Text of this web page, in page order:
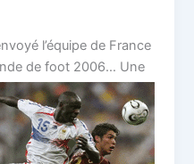
l’équipe de France
de foot 2006… Une